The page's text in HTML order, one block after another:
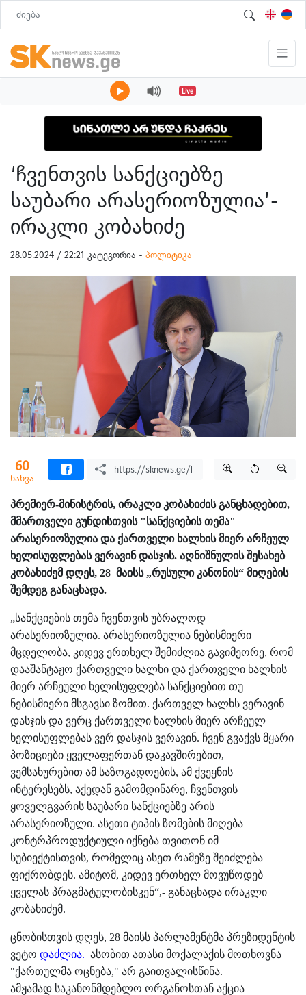
Live
‘ჩვენთვის სანქციებზე
საუბარი არასერიოზულია’-
ირაკლი კობახიძე
28.05.2024 / 22:21 კატეგორია - პოლიტიკა
60
ნახვა
პრემიერ-მინისტრის, ირაკლი კობახიძის განცხადებით,
მმართველი გუნდისთვის "სანქციების თემა"
არასერიოზულია და ქართველი ხალხის მიერ არჩეულ
ხელისუფლებას ვერავინ დასჯის. აღნიშნულის შესახებ
კობახიძემ დღეს, 28 მაისს „რუსული კანონის“ მიღების
შემდეგ განაცხადა.
„სანქციების თემა ჩვენთვის უბრალოდ
არასერიოზულია. არასერიოზულია ნებისმიერი
მცდელობა, კიდევ ერთხელ შემიძლია გავიმეორე, რომ
დააშანტაჟო ქართველი ხალხი და ქართველი ხალხის
მიერ არჩეული ხელისუფლება სანქციებით თუ
ნებისმიერი მსგავსი ზომით. ქართველ ხალხს ვერავინ
დასჯის და ვერც ქართველი ხალხის მიერ არჩეულ
ხელისუფლებას ვერ დასჯის ვერავინ. ჩვენ გვაქვს მყარი
პოზიციები ყველაფერთან დაკავშირებით,
ვემსახურებით ამ საზოგადოების, ამ ქვეყნის
ინტერესებს, აქედან გამომდინარე, ჩვენთვის
ყოველგვარის საუბარი სანქციებზე არის
არასერიოზული. ასეთი ტიპის ზომების მიღება
კონტრპროდუქტიული იქნება თვითონ იმ
სუბიექტისთვის, რომელიც ასეთ რამეზე შეიძლება
ფიქრობდეს. ამიტომ, კიდევ ერთხელ მოვუწოდებ
ყველას პრაგმატულობისკენ“,- განაცხადა ირაკლი
კობახიძემ.
ცნობისთვის დღეს, 28 მაისს პარლამენტმა პრეზიდენტის
ვეტო დაძლია. ასობით ათასი მოქალაქის მოთხოვნა
"ქართულმა ოცნება," არ გაითვალისწინა.
ამჟამად საკანონმდებლო ორგანოსთან აქცია